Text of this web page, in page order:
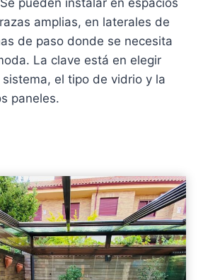
amplias, en laterales de
de paso donde se necesita
La clave está en elegir
el tipo de vidrio y la
paneles.